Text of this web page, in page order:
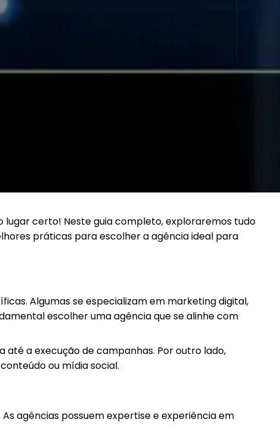
lugar certo! Neste guia completo, exploraremos tudo
práticas para escolher a agência ideal para
Algumas se especializam em marketing digital,
escolher uma agência que se alinhe com
a execução de campanhas. Por outro lado,
ou mídia social.
agências possuem expertise e experiência em